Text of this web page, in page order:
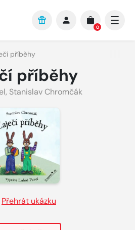
0
příběhy
příběhy
, Stanislav Chromčák
Přehrát ukázku